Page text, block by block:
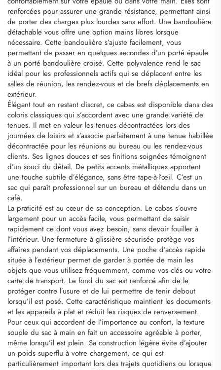
renforcées pour assurer une grande résistance, permettant ainsi
de porter des charges plus lourdes sans effort. Une bandoulière
détachable vous offre une option mains libres lorsque
nécessaire. Cette bandoulière s’ajuste facilement, vous
permettant de passer en quelques secondes d’un porté épaule
à un porté bandoulière croisé. Cette polyvalence rend le sac
idéal pour les professionnels actifs qui se déplacent entre les
salles de réunion, les rendez-vous et de brefs déplacements en
extérieur.
Élégant tout en restant discret, ce cabas est disponible dans des
coloris classiques qui s’accordent avec une grande variété de
tenues. Il met en valeur les tenues décontractées lors des
journées de loisirs et s’associe parfaitement à une tenue habillée
décontractée pour les réunions au bureau ou les rendez-vous
clients. Ses lignes douces et ses finitions soignées témoignent
d’un souci du détail. De petits accents métalliques apportent
une touche subtile d’élégance, sans être tape-à-l’œil. C’est un
sac qui paraît professionnel sur un bureau et détendu dans un
café.
La praticité est au cœur de sa conception. Le cabas s’ouvre
largement pour un accès facile, vous permettant de saisir
rapidement ce dont vous avez besoin, sans devoir fouiller à
l’intérieur. Une fermeture à glissière sécurisée protège vos
affaires pendant vos déplacements. Une poche d’accès rapide
située à l’extérieur permet de garder à portée de main les
objets que vous utilisez fréquemment, comme vos clés ou votre
carte de transport. Le fond du sac est renforcé afin de le
protéger contre l’usure et de lui permettre de tenir debout
lorsqu’il est posé. Cette caractéristique maintient les documents
et les appareils à plat et réduit les risques de renversement.
Pour ceux qui accordent de l’importance au confort, la texture
souple du sac à main en fait un accessoire agréable à porter,
même lorsqu’il est plein. Sa construction légère évite d’ajouter
un poids superflu à votre chargement, ce qui est
particulièrement important lors des trajets quotidiens ou lorsque